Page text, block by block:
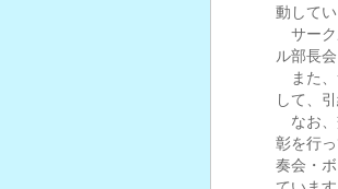
動してい
サーク
ル部長
また、
して、
なお、
彰を行
奏会・